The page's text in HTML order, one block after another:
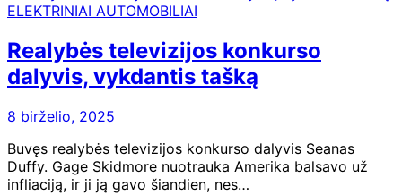
ELEKTRINIAI AUTOMOBILIAI
Realybės televizijos konkurso
dalyvis, vykdantis tašką
8 birželio, 2025
Buvęs realybės televizijos konkurso dalyvis Seanas
Duffy. Gage Skidmore nuotrauka Amerika balsavo už
infliaciją, ir ji ją gavo šiandien, nes…